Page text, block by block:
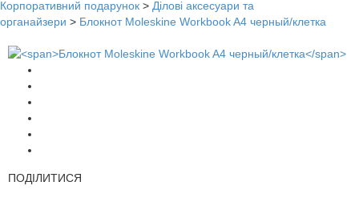
Корпоративний подарунок > Ділові аксесуари та
органайзери > Блокнот Moleskine Workbook A4 черный/клетка
ПОДІЛИТИСЯ